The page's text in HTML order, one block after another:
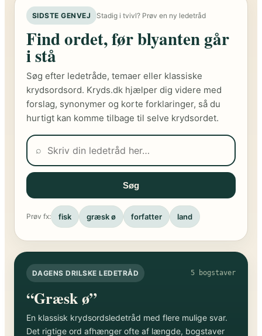
SIDSTE GENVEJ Stadig i tvivl? Prøv en ny ledetråd
Find ordet, før blyanten går
i stå
Søg efter ledetråde, temaer eller klassiske
krydsordsord. Kryds.dk hjælper dig videre med
forslag, synonymer og korte forklaringer, så du
hurtigt kan komme tilbage til selve krydsordet.
⌕
Søg
Prøv fx: fisk græsk ø forfatter land
DAGENS DRILSKE LEDETRÅD 5 bogstaver
“Græsk ø”
En klassisk krydsordsledetråd med flere mulige svar.
Det rigtige ord afhænger ofte af længde, bogstaver